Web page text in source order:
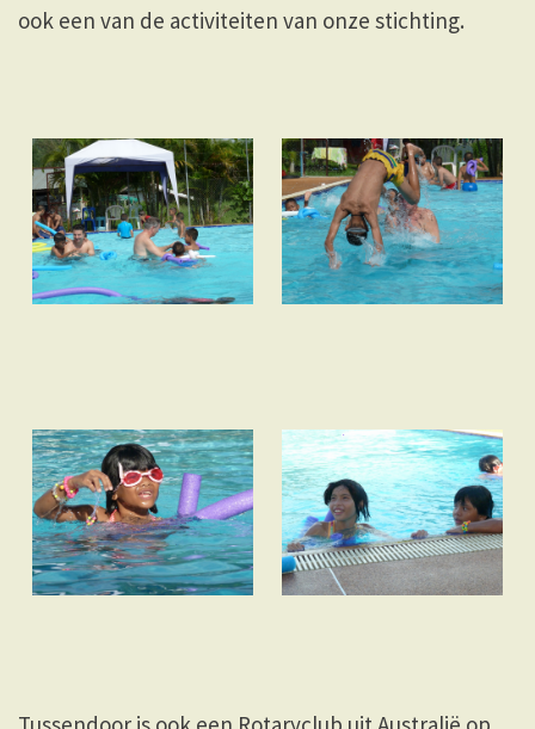
ook een van de activiteiten van onze stichting.